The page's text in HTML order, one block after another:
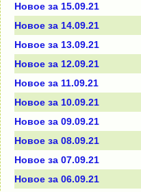
Новое за 15.09.21
Новое за 14.09.21
Новое за 13.09.21
Новое за 12.09.21
Новое за 11.09.21
Новое за 10.09.21
Новое за 09.09.21
Новое за 08.09.21
Новое за 07.09.21
Новое за 06.09.21